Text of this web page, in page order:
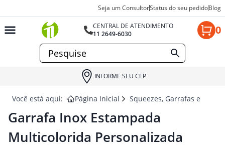
Seja um ConsultorStatus do seu pedidoBlog
CENTRAL DE ATENDIMENTO
11 2649-6030
0
INFORME SEU CEP
Você está aqui: Página Inicial Squeezes, Garrafas e
Garrafa Inox Estampada
Multicolorida Personalizada